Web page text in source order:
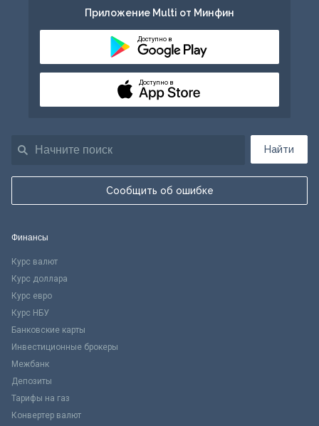
Найти
Сообщить об ошибке
Приложение Multi от Минфин
Доступно в
Доступно в
Финансы
Курс валют
Курс доллара
Курс евро
Курс НБУ
Банковские карты
Инвестиционные брокеры
Межбанк
Депозиты
Тарифы на газ
Конвертер валют